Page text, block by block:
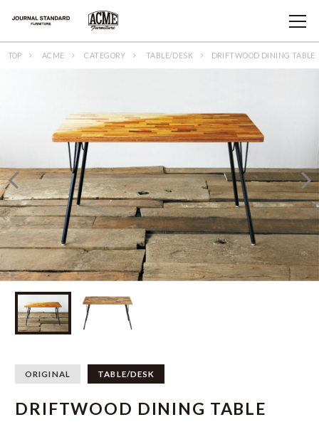
TOP ACME CATEGORY TABLE/DESK DRIFTWOOD DINING TABLE
ORIGINAL TABLE/DESK
DRIFTWOOD DINING TABLE